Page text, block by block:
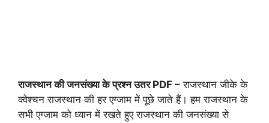
राजस्थान की जनसंख्या के प्रश्न उतर PDF – राजस्थान जीके के
क्वेश्चन राजस्थान की हर एग्जाम में पूछे जाते हैं। हम राजस्थान के
सभी एग्जाम को ध्यान में रखते हुए राजस्थान की जनसंख्या से